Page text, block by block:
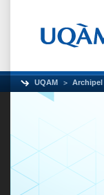
UQAM Archipel